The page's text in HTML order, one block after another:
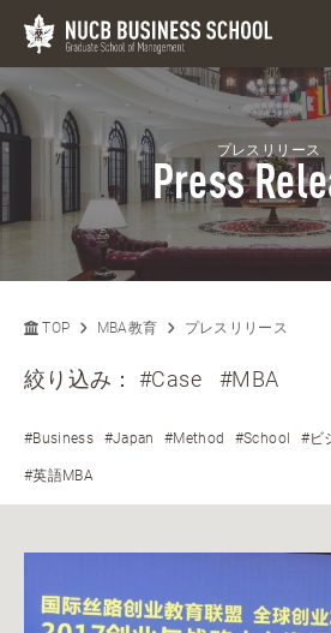
プレスリリース
Press
TOP MBA教育 プレスリリース
絞り込み：#Case #MBA
#Business #Japan #Method #School #ビ
#英語MBA